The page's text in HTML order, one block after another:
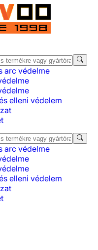
arc védelme
elleni védelem
arc védelme
elleni védelem